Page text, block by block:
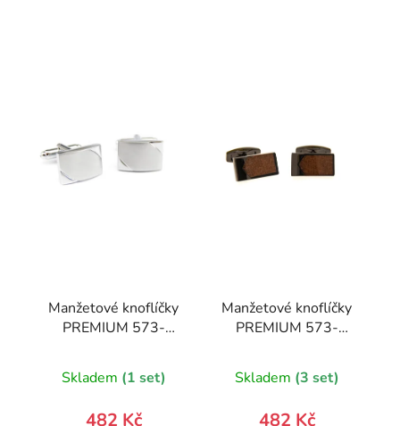
Manžetové knoflíčky
PREMIUM 573-
Skladem (1 set)
482 Kč
Manžetové knoflíčky
PREMIUM 573-
Skladem (3 set)
482 Kč